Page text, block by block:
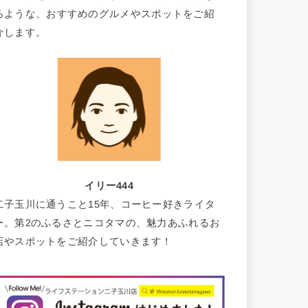
ような、おすすめのグルメやスポットをご紹
します。
イリー444
子玉川に通うこと15年、コーヒー好きライタ
。第2のふるさとニコタマの、魅力あふれるお
やスポットをご紹介していきます！